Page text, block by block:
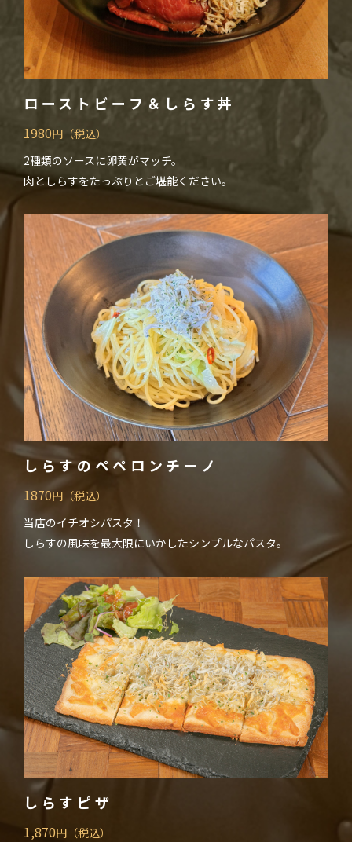
ホーム
Home
VIPルーム
VIP Room
メニュー
Menu
リアルな宝探し
Quest
店舗情報
Shop
会社概要
Profile
お問い合わせ
Contact
個人情報保護方針
Privacy Policy
ローストビーフ＆しらす丼
1980円（税込）
2種類のソースに卵黄がマッチ。
肉としらすをたっぷりとご堪能ください。
しらすのペペロンチーノ
1870円（税込）
当店のイチオシパスタ！
しらすの風味を最大限にいかしたシンプルなパスタ。
しらすピザ
1,870円（税込）